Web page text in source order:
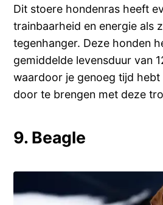
Dit stoere hondenras heeft
trainbaarheid en energie als
tegenhanger. Deze honden
gemiddelde levensduur van
waardoor je genoeg tijd
door te brengen met deze
9. Beagle